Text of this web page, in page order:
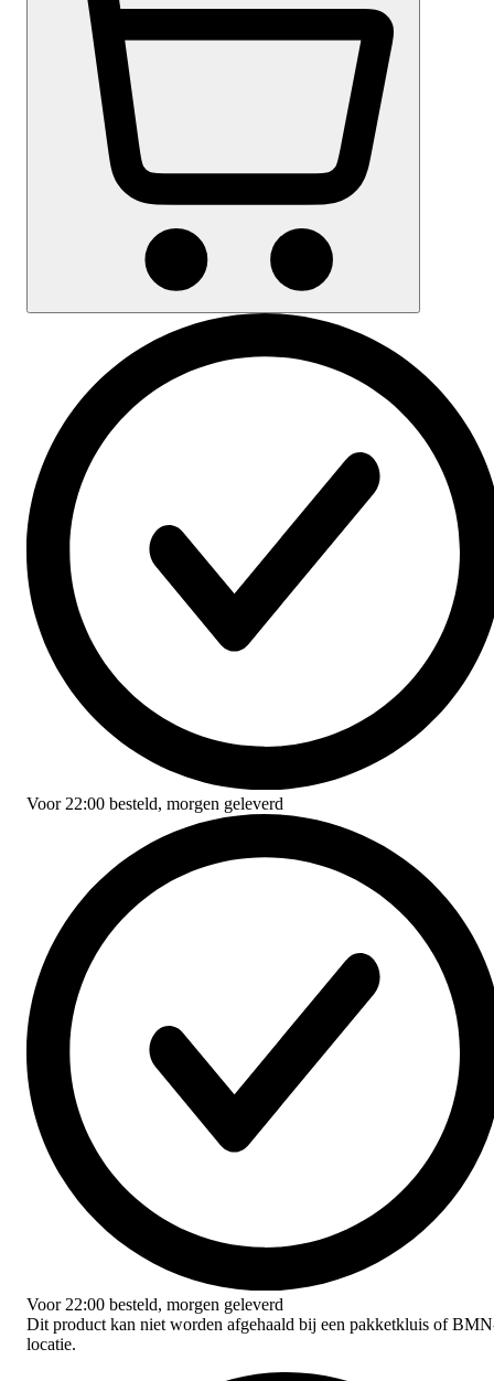
Voor 22:00 besteld, morgen geleverd
Voor 22:00 besteld, morgen geleverd
Dit product kan niet worden afgehaald bij een pakketkluis of
locatie.